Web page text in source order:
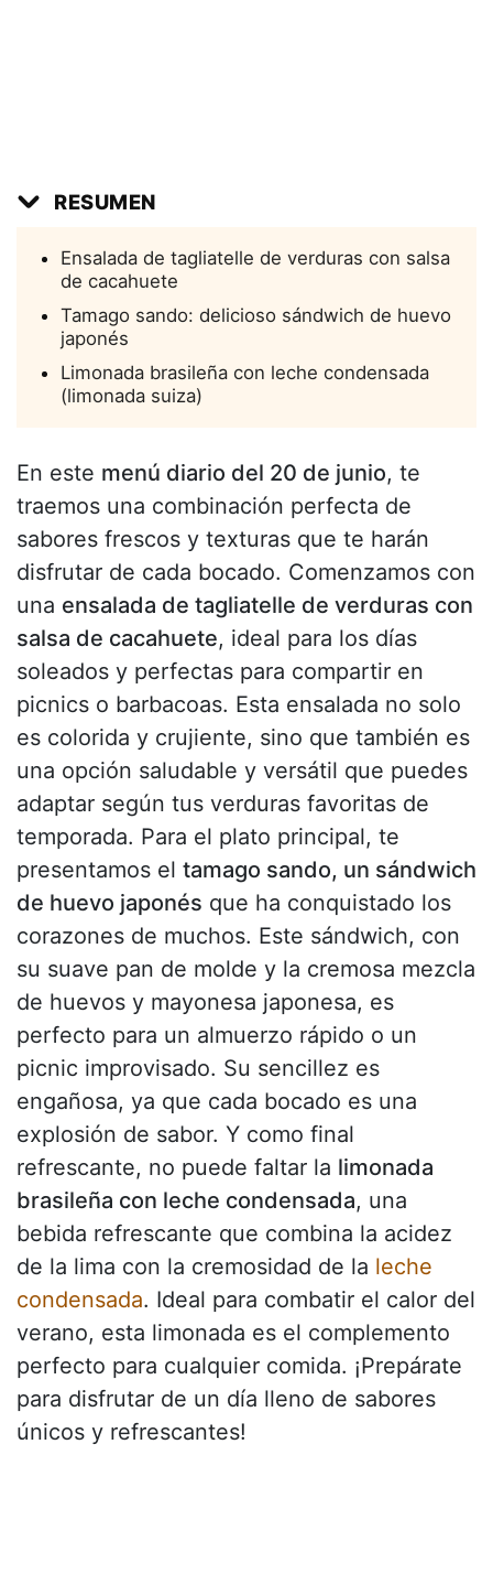
RESUMEN
Ensalada de tagliatelle de verduras con salsa
de cacahuete
Tamago sando: delicioso sándwich de huevo
japonés
Limonada brasileña con leche condensada
(limonada suiza)
En este menú diario del 20 de junio, te
traemos una combinación perfecta de
sabores frescos y texturas que te harán
disfrutar de cada bocado. Comenzamos con
una ensalada de tagliatelle de verduras con
salsa de cacahuete, ideal para los días
soleados y perfectas para compartir en
picnics o barbacoas. Esta ensalada no solo
es colorida y crujiente, sino que también es
una opción saludable y versátil que puedes
adaptar según tus verduras favoritas de
temporada. Para el plato principal, te
presentamos el tamago sando, un sándwich
de huevo japonés que ha conquistado los
corazones de muchos. Este sándwich, con
su suave pan de molde y la cremosa mezcla
de huevos y mayonesa japonesa, es
perfecto para un almuerzo rápido o un
picnic improvisado. Su sencillez es
engañosa, ya que cada bocado es una
explosión de sabor. Y como final
refrescante, no puede faltar la limonada
brasileña con leche condensada, una
bebida refrescante que combina la acidez
de la lima con la cremosidad de la leche
condensada. Ideal para combatir el calor del
verano, esta limonada es el complemento
perfecto para cualquier comida. ¡Prepárate
para disfrutar de un día lleno de sabores
únicos y refrescantes!